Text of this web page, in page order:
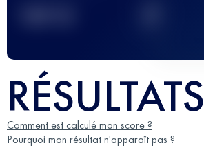
RÉSULTATS
Comment est calculé mon score ?
Pourquoi mon résultat n'apparaît pas ?